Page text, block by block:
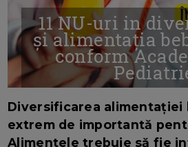
11 NU-uri in
și alimentația
conform
Diversificarea alimentației
extrem de importantă
Alimentele trebuie să fie